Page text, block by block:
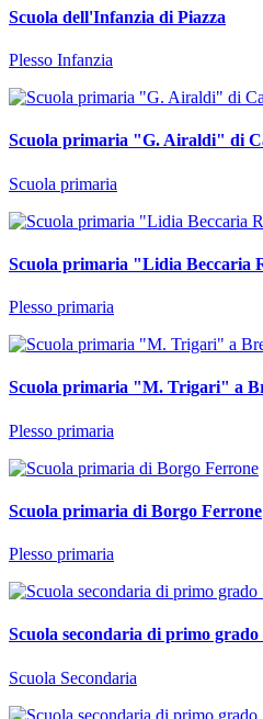
Scuola dell'Infanzia di Piazza
Plesso Infanzia
Scuola primaria "G. Airaldi" di
Scuola primaria
Scuola primaria "Lidia Beccaria
Plesso primaria
Scuola primaria "M. Trigari" a
Plesso primaria
Scuola primaria di Borgo Ferrone
Plesso primaria
Scuola secondaria di primo
Scuola Secondaria